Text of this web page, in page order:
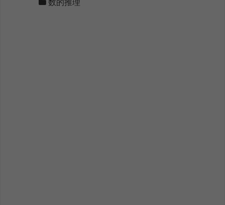
数的推理